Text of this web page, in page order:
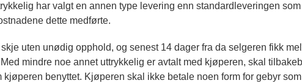
har valgt en annen type levering enn standardleveringen
dette medførte.
uten unødig opphold, og senest 14 dager fra da selgeren fikk
mindre noe annet uttrykkelig er avtalt med kjøperen, skal
kjøperen benyttet. Kjøperen skal ikke betale noen form for gebyr